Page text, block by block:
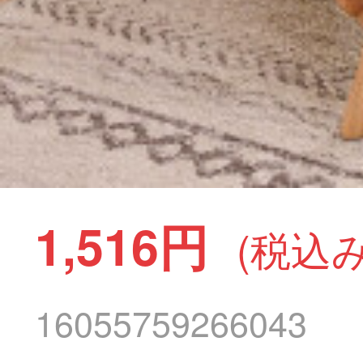
1,516円 (税込
16055759266043